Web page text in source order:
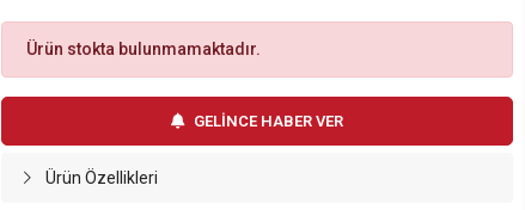
Ürün stokta bulunmamaktadır.
GELİNCE HABER VER
Ürün Özellikleri